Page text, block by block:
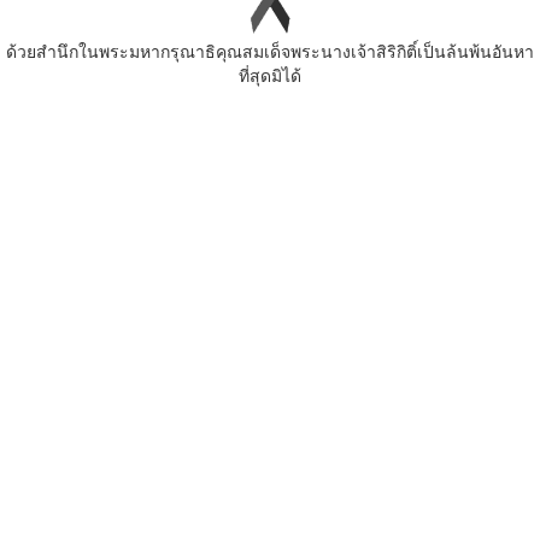
ด้วยสํานึกในพระมหากรุณาธิคุณสมเด็จพระนางเจ้าสิริกิติ์เป็นล้นพ้นอันหา
ที่สุดมิได้